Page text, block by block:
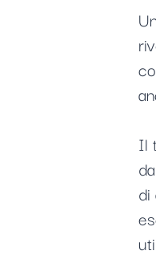
Il